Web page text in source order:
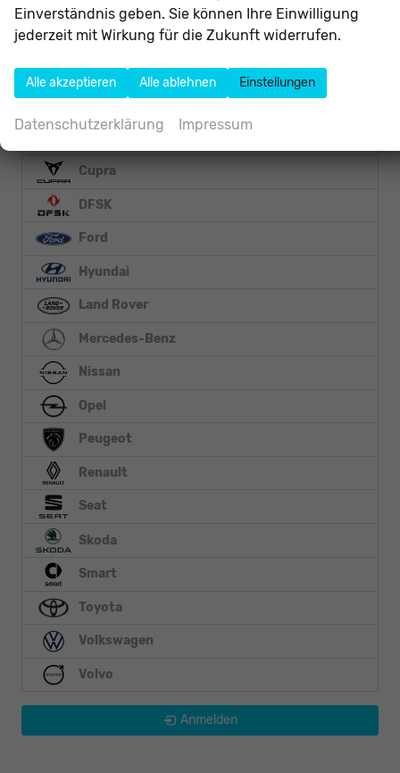
X7
Cupra
DFSK
Ford
Hyundai
Land Rover
Mercedes-Benz
Nissan
Opel
Peugeot
Renault
Seat
Skoda
Smart
Toyota
Volkswagen
Volvo
Anmelden
Einverständnis geben. Sie können Ihre Einwilligung
jederzeit mit Wirkung für die Zukunft widerrufen.
Alle akzeptieren Alle ablehnen Einstellungen
Datenschutzerklärung Impressum